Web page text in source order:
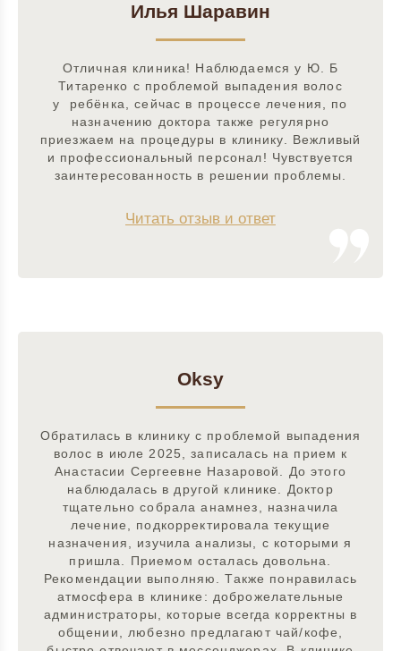
Илья Шаравин
Отличная клиника! Наблюдаемся у Ю. Б
Титаренко с проблемой выпадения волос
у ребёнка, сейчас в процессе лечения, по
назначению доктора также регулярно
приезжаем на процедуры в клинику. Вежливый
и профессиональный персонал! Чувствуется
заинтересованность в решении проблемы.
Читать отзыв и ответ
Oksy
Обратилась в клинику с проблемой выпадения
волос в июле 2025, записалась на прием к
Анастасии Сергеевне Назаровой. До этого
наблюдалась в другой клинике. Доктор
тщательно собрала анамнез, назначила
лечение, подкорректировала текущие
назначения, изучила анализы, с которыми я
пришла. Приемом осталась довольна.
Рекомендации выполняю. Также понравилась
атмосфера в клинике: доброжелательные
администраторы, которые всегда корректны в
общении, любезно предлагают чай/кофе,